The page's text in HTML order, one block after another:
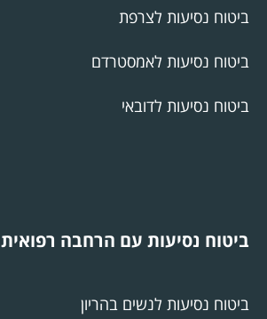
ביטוח נסיעות לצרפת
ביטוח נסיעות לאמסטרדם
ביטוח נסיעות לדובאי
ביטוח נסיעות עם הרחבה רפואית
ביטוח נסיעות לנשים בהריון